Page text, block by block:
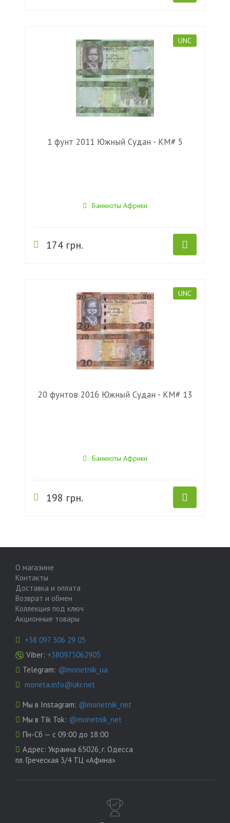
UNC
1 фунт 2011 Южный Судан - KM# 5
Банкноты Африки
174 грн.
UNC
20 фунтов 2016 Южный Судан - KM# 13
Банкноты Африки
198 грн.
О магазине
Контакты
Доставка и оплата
Возврат и обмен
Коллекция под ключ
Акционные товары
+38 097 306 29 05
Viber: +380973062905
Telegram: @monetnik_ua
moneta.info@ukr.net
Мы в Instagram: @monetnik_net
Мы в Tik Tok: @monetnik_net
Пн-Сб — с 09:00 до 18:00
Адрес: Украина 65026, г. Одесса
пл. Греческая 3/4 ТЦ «Афина»